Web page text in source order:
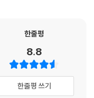
될 것이다. 기발한 생산성
다.
산성 전문가로 활동하지만
한줄평
8.8
한줄평 쓰기